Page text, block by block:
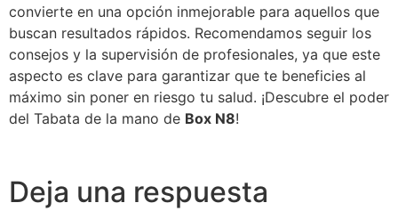
convierte en una opción inmejorable para aquellos que
buscan resultados rápidos. Recomendamos seguir los
consejos y la supervisión de profesionales, ya que este
aspecto es clave para garantizar que te beneficies al
máximo sin poner en riesgo tu salud. ¡Descubre el poder
del Tabata de la mano de Box N8!
Deja una respuesta